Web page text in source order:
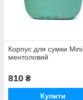
Корпус для сумки Mini,
ментоловий
810 ₴
Купити